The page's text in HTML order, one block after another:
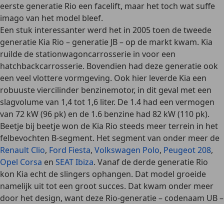
eerste generatie Rio een facelift, maar het toch wat suffe
imago van het model bleef.
Een stuk interessanter werd het in 2005 toen detweede
generatie Kia Rio – generatie JB – op de markt kwam. Kia
ruilde de stationwagoncarrosserie in voor een
hatchbackcarrosserie. Bovendien had deze generatie ook
een veel vlottere vormgeving. Ook hier leverde Kia een
robuuste viercilinder benzinemotor, in dit geval met een
slagvolume van 1,4 tot 1,6 liter. De 1.4 had een vermogen
van 72 kW (96 pk) en de 1.6 benzine had 82 kW (110 pk).
Beetje bij beetje won de Kia Rio steeds meer terrein in het
felbevochten B-segment. Het segment van onder meer de
Renault Clio, Ford Fiesta, Volkswagen Polo, Peugeot 208,
Opel Corsa en SEAT Ibiza. Vanaf de derde generatie Rio
kon Kia echt de slingers ophangen. Dat model groeide
namelijk uit tot een groot succes. Dat kwam onder meer
door het design, want deze Rio-generatie – codenaam UB –